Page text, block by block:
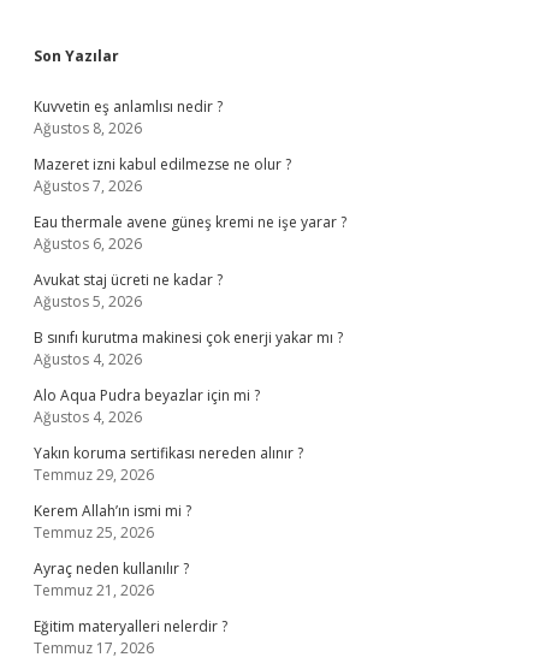
Sidebar
Son Yazılar
Kuvvetin eş anlamlısı nedir ?
Ağustos 8, 2026
Mazeret izni kabul edilmezse ne olur ?
Ağustos 7, 2026
Eau thermale avene güneş kremi ne işe yarar ?
Ağustos 6, 2026
Avukat staj ücreti ne kadar ?
Ağustos 5, 2026
B sınıfı kurutma makinesi çok enerji yakar mı ?
Ağustos 4, 2026
Alo Aqua Pudra beyazlar için mi ?
Ağustos 4, 2026
Yakın koruma sertifikası nereden alınır ?
Temmuz 29, 2026
Kerem Allah’ın ismi mi ?
Temmuz 25, 2026
Ayraç neden kullanılır ?
Temmuz 21, 2026
Eğitim materyalleri nelerdir ?
Temmuz 17, 2026